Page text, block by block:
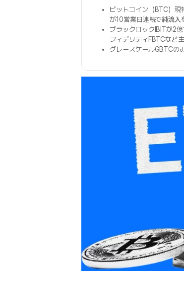
ビットコイン（BTC）現
が10営業日連続で純流入
ブラックロックIBITが2
フィデリティFBTCなど
グレースケールGBTCの